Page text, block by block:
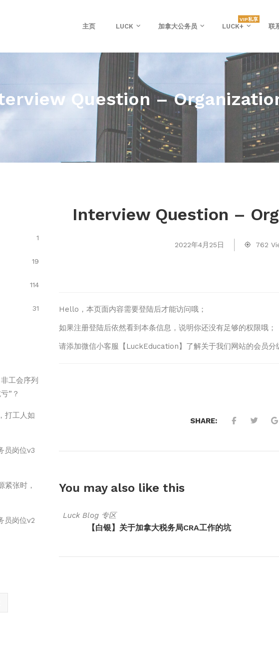
主页 LUCK 加拿大公务员 LUCK+
VIP私享
联
Question –
Interview Question –
2022年4月25日 762
Hello，本页面内容需要登陆后才能访问哦；
如果注册登陆后依然看到本条信息，说明你还没有足够的权限哦；
请添加微信小客服【LuckEducation】了解关于我们网站的会员分
SHARE:
You may also like this
Luck Blog 专区
【白银】关于加拿大税务局CRA工作的坑
1
19
114
31
工会序列
”？
打工人如
员岗位v3
张时，
员岗位v2